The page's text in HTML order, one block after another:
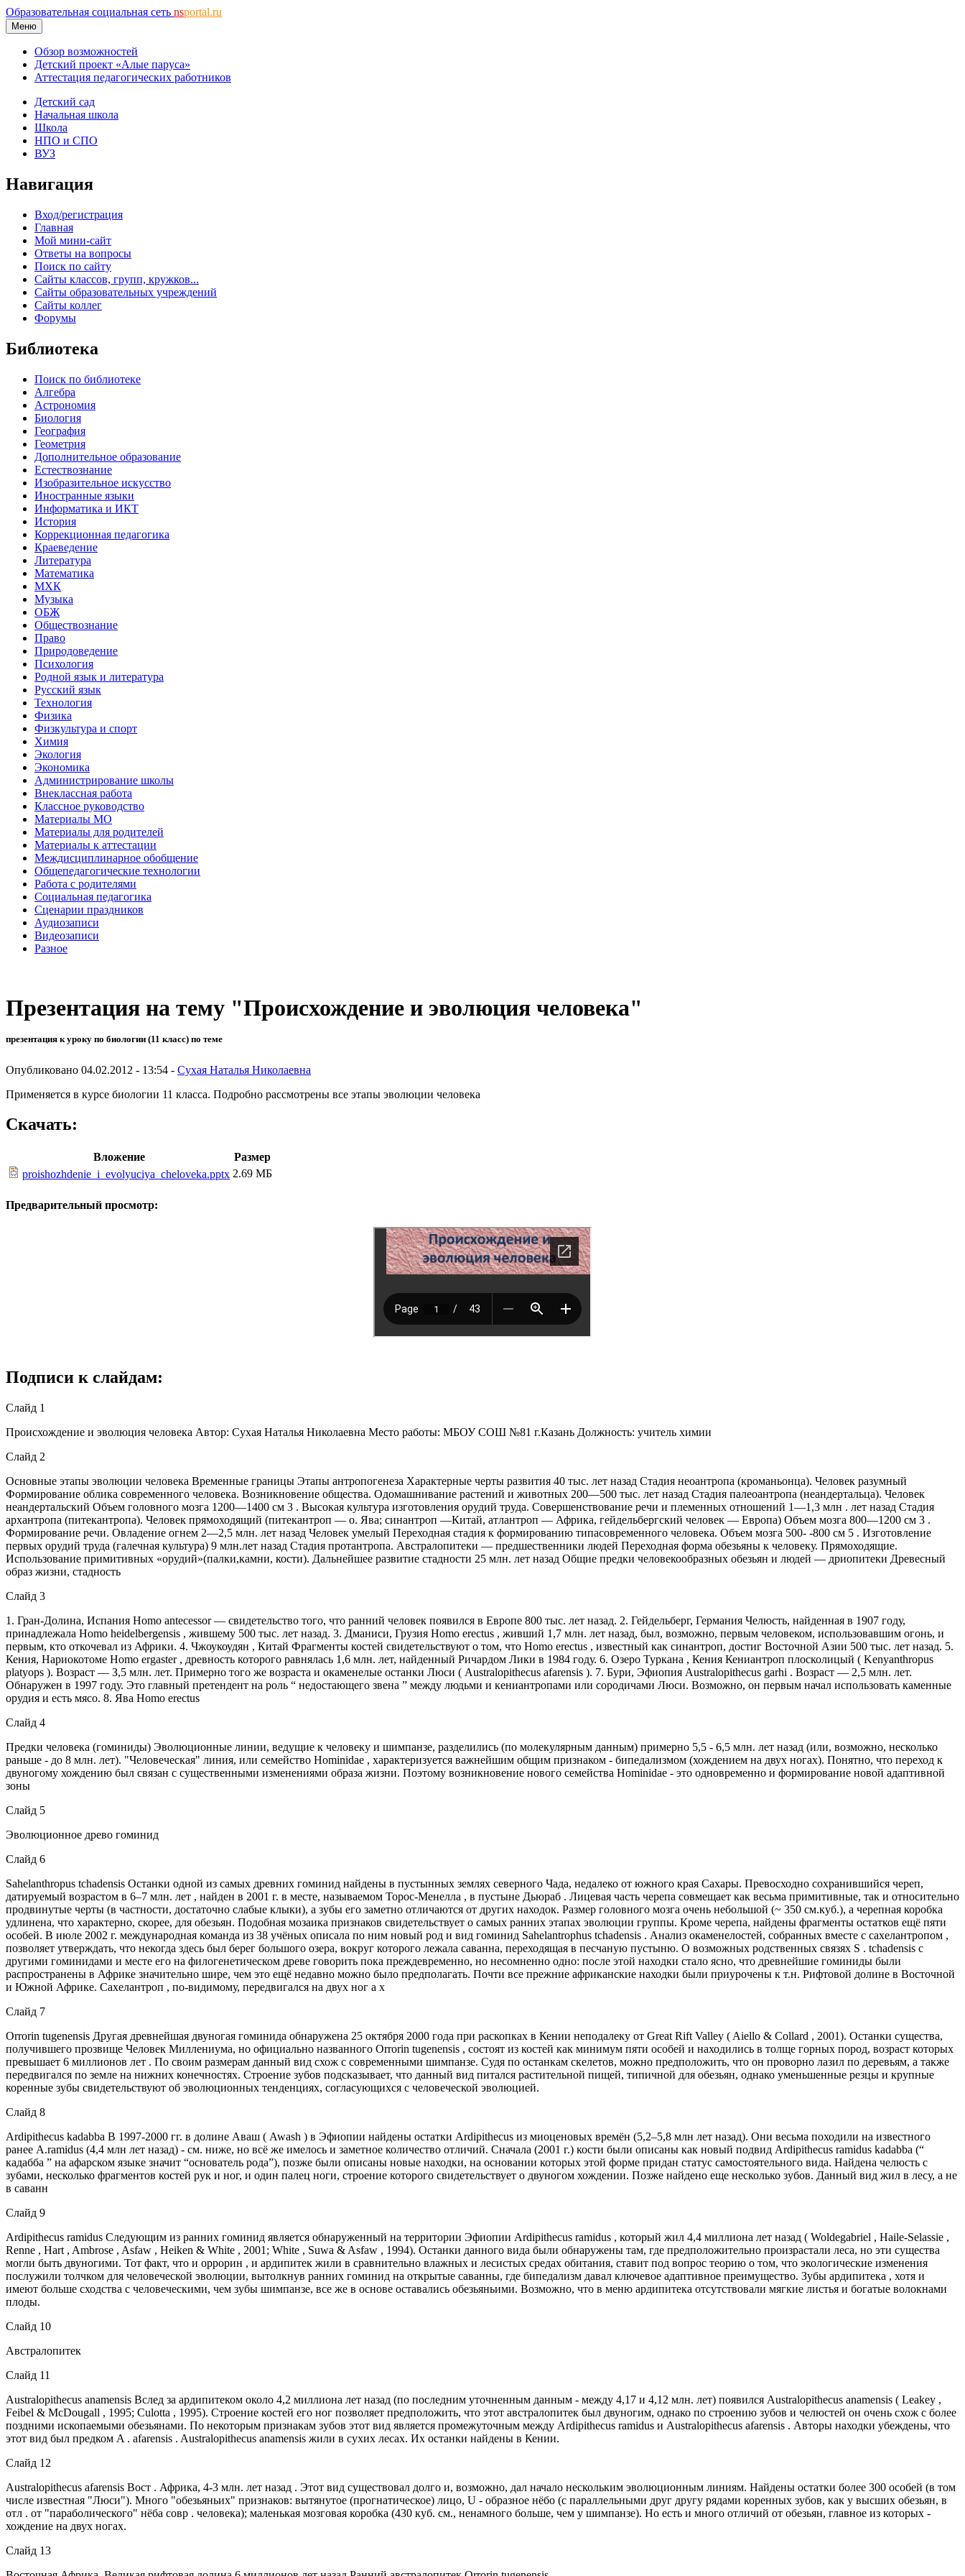
Образовательная социальная сеть nsportal.ru
Меню
Обзор возможностей
Детский проект «Алые паруса»
Аттестация педагогических работников
Детский сад
Начальная школа
Школа
НПО и СПО
ВУЗ
Навигация
Вход/регистрация
Главная
Мой мини-сайт
Ответы на вопросы
Поиск по сайту
Сайты классов, групп, кружков...
Сайты образовательных учреждений
Сайты коллег
Форумы
Библиотека
Поиск по библиотеке
Алгебра
Астрономия
Биология
География
Геометрия
Дополнительное образование
Естествознание
Изобразительное искусство
Иностранные языки
Информатика и ИКТ
История
Коррекционная педагогика
Краеведение
Литература
Математика
МХК
Музыка
ОБЖ
Обществознание
Право
Природоведение
Психология
Родной язык и литература
Русский язык
Технология
Физика
Физкультура и спорт
Химия
Экология
Экономика
Администрирование школы
Внеклассная работа
Классное руководство
Материалы МО
Материалы для родителей
Материалы к аттестации
Междисциплинарное обобщение
Общепедагогические технологии
Работа с родителями
Социальная педагогика
Сценарии праздников
Аудиозаписи
Видеозаписи
Разное
Презентация на тему "Происхождение и эволюция человека"
презентация к уроку по биологии (11 класс) по теме
Опубликовано 04.02.2012 - 13:54 - Сухая Наталья Николаевна
Применяется в курсе биологии 11 класса. Подробно рассмотрены все этапы эволюции человека
Скачать:
Вложение
Размер
proishozhdenie_i_evolyuciya_cheloveka.pptx 2.69 МБ
Предварительный просмотр:
Подписи к слайдам:
Слайд 1
Происхождение и эволюция человека Автор: Сухая Наталья Николаевна Место работы: МБОУ СОШ №81 г.Казань Должность: учитель химии
Слайд 2
Основные этапы эволюции человека Временные границы Этапы антропогенеза Характерные черты развития 40 тыс. лет назад Стадия неоантропа (кроманьонца). Человек разумный
Формирование облика современного человека. Возникновение общества. Одомашнивание растений и животных 200—500 тыс. лет назад Стадия палеоантропа (неандертальца). Человек
неандертальский Объем головного мозга 1200—1400 см 3 . Высокая культура изготовления орудий труда. Совершенствование речи и племенных отношений 1—1,3 млн . лет назад Стадия
архантропа (питекантропа). Человек прямоходящий (питекантроп — о. Ява; синантроп —Китай, атлантроп — Африка, гейдельбергский человек — Европа) Объем мозга 800—1200 см 3 .
Формирование речи. Овладение огнем 2—2,5 млн. лет назад Человек умелый Переходная стадия к формированию типасовременного человека. Объем мозга 500- -800 см 5 . Изготовление
первых орудий труда (галечная культура) 9 млн.лет назад Стадия протантропа. Австралопитеки — предшественники людей Переходная форма обезьяны к человеку. Прямоходящие.
Использование примитивных «орудий»(палки,камни, кости). Дальнейшее развитие стадности 25 млн. лет назад Общие предки человекообразных обезьян и людей — дриопитеки Древесный
образ жизни, стадность
Слайд 3
1. Гран-Долина, Испания Homo antecessor — свидетельство того, что ранний человек появился в Европе 800 тыс. лет назад. 2. Гейдельберг, Германия Челюсть, найденная в 1907 году,
принадлежала Homo heidelbergensis , жившему 500 тыс. лет назад. 3. Дманиси, Грузия Homo erectus , живший 1,7 млн. лет назад, был, возможно, первым человеком, использовавшим огонь, и
первым, кто откочевал из Африки. 4. Чжоукоудян , Китай Фрагменты костей свидетельствуют о том, что Homo erectus , известный как синантроп, достиг Восточной Азии 500 тыс. лет назад. 5.
Кения, Нариокотоме Homo ergaster , древность которого равнялась 1,6 млн. лет, найденный Ричардом Лики в 1984 году. 6. Озеро Туркана , Кения Кениантроп плосколицый ( Kenyanthropus
platyops ). Возраст — З,5 млн. лет. Примерно того же возраста и окаменелые останки Люси ( Australopithecus afarensis ). 7. Бури, Эфиопия Australopithecus garhi . Возраст — 2,5 млн. лет.
Обнаружен в 1997 году. Это главный претендент на роль “ недостающего звена ” между людьми и кениантропами или сородичами Люси. Возможно, он первым начал использовать каменные
орудия и есть мясо. 8. Ява Homo erectus
Слайд 4
Предки человека (гоминиды) Эволюционные линии, ведущие к человеку и шимпанзе, разделились (по молекулярным данным) примерно 5,5 - 6,5 млн. лет назад (или, возможно, несколько
раньше - до 8 млн. лет). "Человеческая" линия, или семейство Hominidae , характеризуется важнейшим общим признаком - бипедализмом (хождением на двух ногах). Понятно, что переход к
двуногому хождению был связан с существенными изменениями образа жизни. Поэтому возникновение нового семейства Hominidae - это одновременно и формирование новой адаптивной
зоны
Слайд 5
Эволюционное древо гоминид
Слайд 6
Sahelanthropus tchadensis Останки одной из самых древних гоминид найдены в пустынных землях северного Чада, недалеко от южного края Сахары. Превосходно сохранившийся череп,
датируемый возрастом в 6–7 млн. лет , найден в 2001 г. в месте, называемом Торос-Менелла , в пустыне Дьюраб . Лицевая часть черепа совмещает как весьма примитивные, так и относительно
продвинутые черты (в частности, достаточно слабые клыки), а зубы его заметно отличаются от других находок. Размер головного мозга очень небольшой (~ 350 см.куб.), а черепная коробка
удлинена, что характерно, скорее, для обезьян. Подобная мозаика признаков свидетельствует о самых ранних этапах эволюции группы. Кроме черепа, найдены фрагменты остатков ещё пяти
особей. В июле 2002 г. международная команда из 38 учёных описала по ним новый род и вид гоминид Sahelantrophus tchadensis . Анализ окаменелостей, собранных вместе с сахелантропом ,
позволяет утверждать, что некогда здесь был берег большого озера, вокруг которого лежала саванна, переходящая в песчаную пустыню. О возможных родственных связях S . tchadensis с
другими гоминидами и месте его на филогенетическом древе говорить пока преждевременно, но несомненно одно: после этой находки стало ясно, что древнейшие гоминиды были
распространены в Африке значительно шире, чем это ещё недавно можно было предполагать. Почти все прежние африканские находки были приурочены к т.н. Рифтовой долине в Восточной
и Южной Африке. Сахелантроп , по-видимому, передвигался на двух ног а х
Слайд 7
Orrorin tugenensis Другая древнейшая двуногая гоминида обнаружена 25 октября 2000 года при раскопках в Кении неподалеку от Great Rift Valley ( Aiello & Collard , 2001). Останки существа,
получившего прозвище Человек Миллениума, но официально названного Orrorin tugenensis , состоят из костей как минимум пяти особей и находились в толще горных пород, возраст которых
превышает 6 миллионов лет . По своим размерам данный вид схож с современными шимпанзе. Судя по останкам скелетов, можно предположить, что он проворно лазил по деревьям, а также
передвигался по земле на нижних конечностях. Строение зубов подсказывает, что данный вид питался растительной пищей, типичной для обезьян, однако уменьшенные резцы и крупные
коренные зубы свидетельствуют об эволюционных тенденциях, согласующихся с человеческой эволюцией.
Слайд 8
Ardipithecus kadabba В 1997-2000 гг. в долине Аваш ( Awash ) в Эфиопии найдены остатки Ardipithecus из миоценовых времён (5,2–5,8 млн лет назад). Они весьма походили на известного
ранее A.ramidus (4,4 млн лет назад) - см. ниже, но всё же имелось и заметное количество отличий. Сначала (2001 г.) кости были описаны как новый подвид Ardipithecus ramidus kadabba (“
кадабба ” на афарском языке значит “основатель рода”), позже были описаны новые находки, на основании которых этой форме придан статус самостоятельного вида. Найдена челюсть с
зубами, несколько фрагментов костей рук и ног, и один палец ноги, строение которого свидетельствует о двуногом хождении. Позже найдено еще несколько зубов. Данный вид жил в лесу, а не
в саванн
Слайд 9
Ardipithecus ramidus Следующим из ранних гоминид является обнаруженный на территории Эфиопии Ardipithecus ramidus , который жил 4,4 миллиона лет назад ( Woldegabriel , Haile-Selassie ,
Renne , Hart , Ambrose , Asfaw , Heiken & White , 2001; White , Suwa & Asfaw , 1994). Останки данного вида были обнаружены там, где предположительно произрастали леса, но эти существа
могли быть двуногими. Тот факт, что и оррорин , и ардипитек жили в сравнительно влажных и лесистых средах обитания, ставит под вопрос теорию о том, что экологические изменения
послужили толчком для человеческой эволюции, вытолкнув ранних гоминид на открытые саванны, где бипедализм давал ключевое адаптивное преимущество. Зубы ардипитека , хотя и
имеют больше сходства с человеческими, чем зубы шимпанзе, все же в основе оставались обезьяньими. Возможно, что в меню ардипитека отсутствовали мягкие листья и богатые волокнами
плоды.
Слайд 10
Австралопитек
Слайд 11
Australopithecus anamensis Вслед за ардипитеком около 4,2 миллиона лет назад (по последним уточненным данным - между 4,17 и 4,12 млн. лет) появился Australopithecus anamensis ( Leakey ,
Feibel & McDougall , 1995; Culotta , 1995). Строение костей его ног позволяет предположить, что этот австралопитек был двуногим, однако по строению зубов и челюстей он очень схож с более
поздними ископаемыми обезьянами. По некоторым признакам зубов этот вид является промежуточным между Ardipithecus ramidus и Australopithecus afarensis . Авторы находки убеждены, что
этот вид был предком A . afarensis . Australopithecus anamensis жили в сухих лесах. Их останки найдены в Кении.
Слайд 12
Australopithecus afarensis Вост . Африка, 4-3 млн. лет назад . Этот вид существовал долго и, возможно, дал начало нескольким эволюционным линиям. Найдены остатки более 300 особей (в том
числе известная "Люси"). Много "обезьяньих" признаков: вытянутое (прогнатическое) лицо, U - образное нёбо (с параллельными друг другу рядами коренных зубов, как у высших обезьян, в
отл . от "параболического" нёба совр . человека); маленькая мозговая коробка (430 куб. см., ненамного больше, чем у шимпанзе). Но есть и много отличий от обезьян, главное из которых -
хождение на двух ногах.
Слайд 13